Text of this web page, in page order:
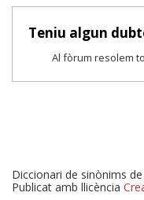
Teniu algun
Al fòrum resolem
Diccionari de sinònims
Publicat amb llicència